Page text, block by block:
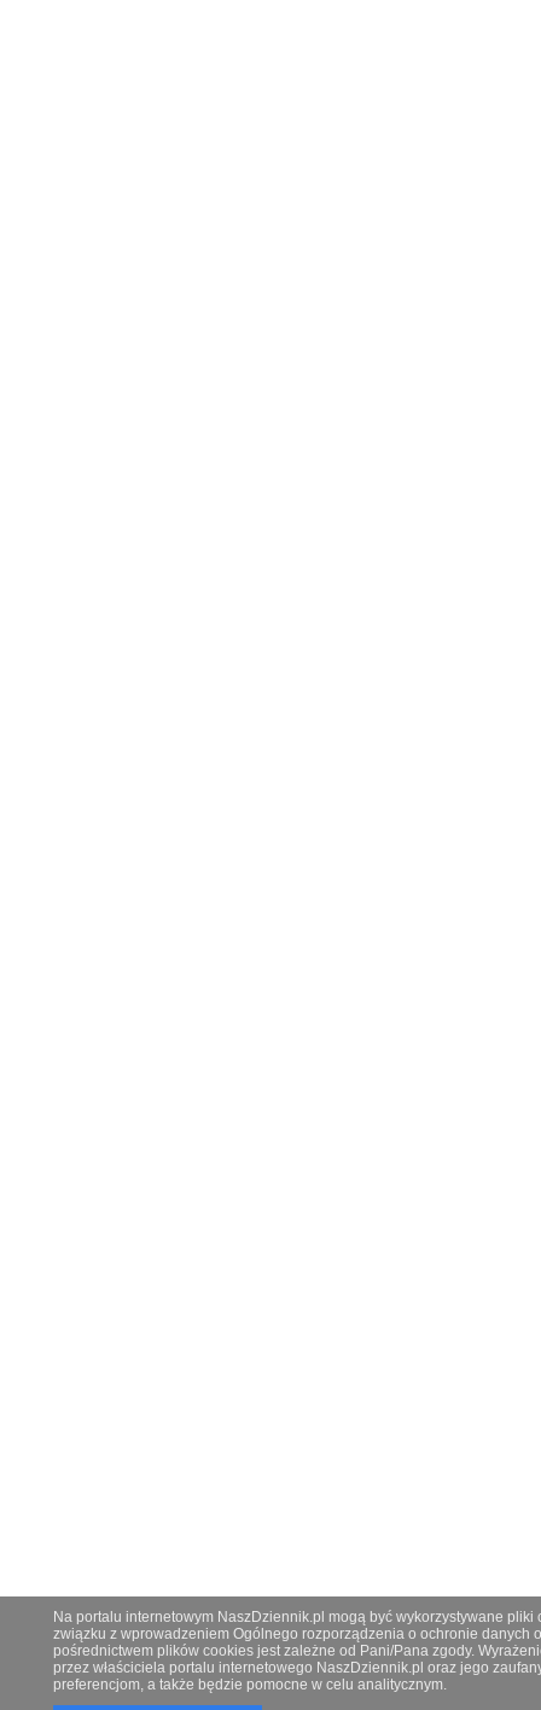
Na portalu internetowym NaszDziennik.pl mogą być wykorzystywane
związku z wprowadzeniem Ogólnego rozporządzenia o ochronie danych
pośrednictwem plików cookies jest zależne od Pani/Pana zgody.
przez właściciela portalu internetowego NaszDziennik.pl oraz jego
preferencjom, a także będzie pomocne w celu analitycznym.